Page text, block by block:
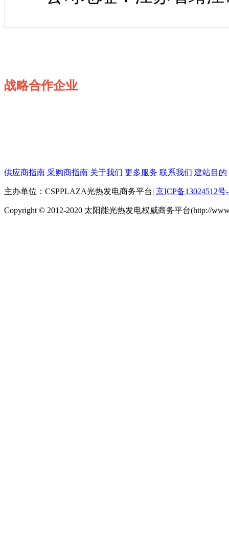
战略合作企业
供应商指南 采购商指南 关于我们 更多服务 联系我们 建站目的
主办单位：CSPPLAZA光热发电商务平台| 京ICP备13024512号
Copyright © 2012-2020 太阳能光热发电权威商务平台(http://